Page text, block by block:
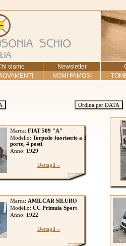
siamo Newsletter
NOMI FAMOSI
Ordina per DATA
Marca: FIAT 509 "A"
Modello: Torpedo fuoriserie a 3
porte, 4 posti
Anno: 1929
Dettagli »
Marca: AMILCAR SILURO
Modello: CC Primula Sport
Anno: 1922
Dettagli »